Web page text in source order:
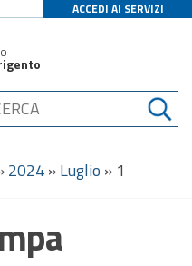
ACCEDI AI SERVIZI
2024»Luglio » 1